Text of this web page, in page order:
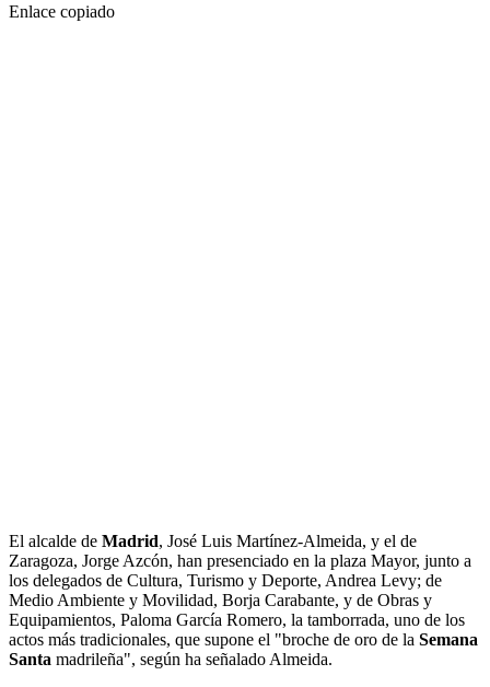
Enlace copiado
El alcalde de Madrid, José Luis Martínez-Almeida, y el de
Zaragoza, Jorge Azcón, han presenciado en la plaza Mayor, junto a
los delegados de Cultura, Turismo y Deporte, Andrea Levy; de
Medio Ambiente y Movilidad, Borja Carabante, y de Obras y
Equipamientos, Paloma García Romero, la tamborrada, uno de los
actos más tradicionales, que supone el "broche de oro de la Semana
Santa madrileña", según ha señalado Almeida.